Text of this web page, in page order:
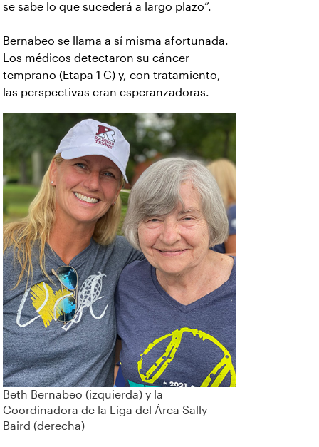
se sabe lo que sucederá a largo plazo”.
Bernabeo se llama a sí misma afortunada.
Los médicos detectaron su cáncer
temprano (Etapa 1 C) y, con tratamiento,
las perspectivas eran esperanzadoras.
Beth Bernabeo (izquierda) y la
Coordinadora de la Liga del Área Sally
Baird (derecha)